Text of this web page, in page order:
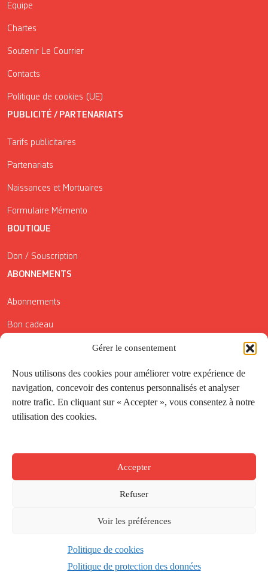
Gérer le consentement
Nous utilisons des cookies pour améliorer votre expérience de
navigation, concevoir des contenus personnalisés et analyser
notre trafic. En cliquant sur « Accepter », vous consentez à notre
utilisation des cookies.
Accepter
Refuser
Voir les préférences
Politique de cookies
Politique de protection des données
Équipe
Chartes
Soutenir Le Courrier
Contacts
Politique de cookies (UE)
PUBLICITÉ / PARTENARIATS
Tarifs publicitaires
Partenariats
Naissances et Mortuaires
Formulaire Mémento
BOUTIQUE
Don / Souscription
ABONNEMENTS
Abonnements
Bon cadeau
Conditions générales de vente
Réductions de la Carte Côté Courrier
Application